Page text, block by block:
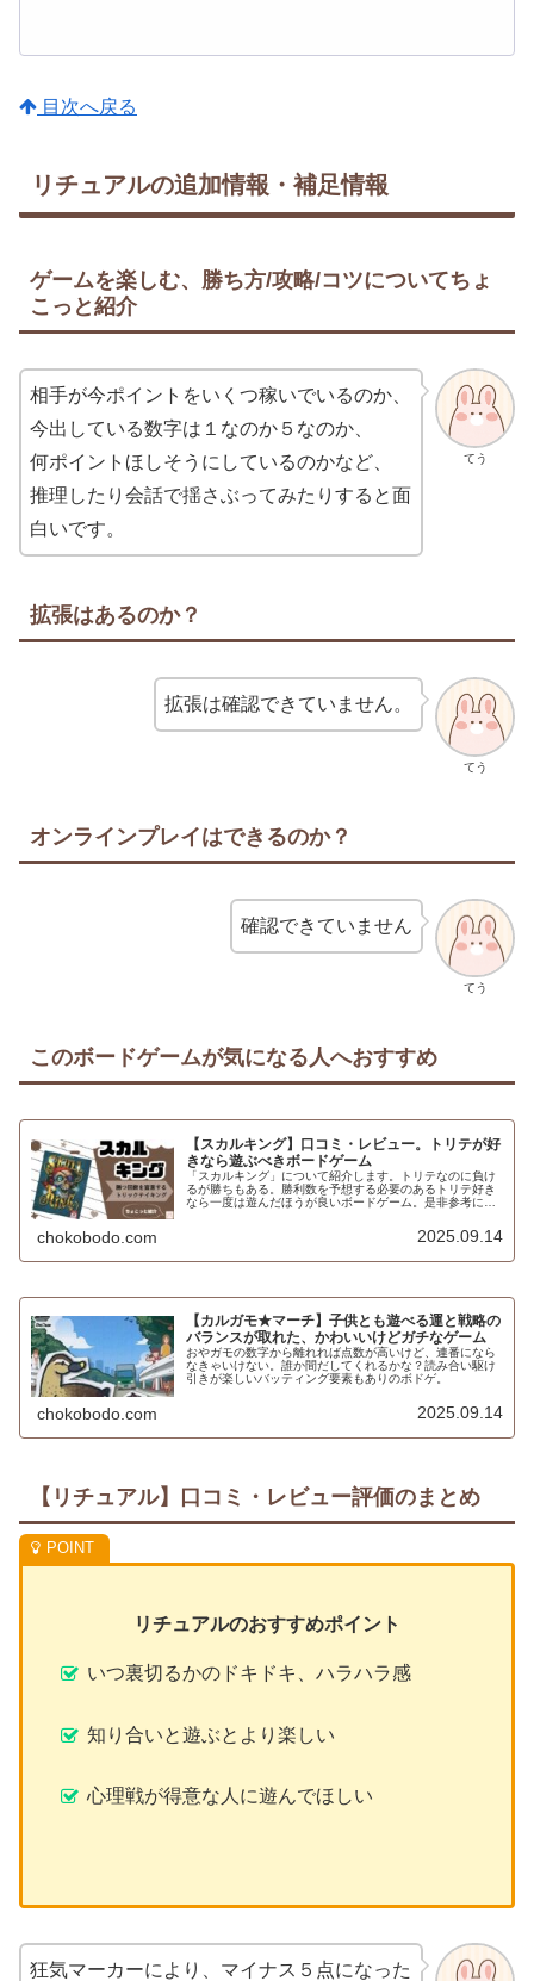
目次へ戻る
リチュアルの追加情報・補足情報
ゲームを楽しむ、勝ち方/攻略/コツについてちょ
こっと紹介
てう
相手が今ポイントをいくつ稼いでいるのか、
今出している数字は１なのか５なのか、
何ポイントほしそうにしているのかなど、
推理したり会話で揺さぶってみたりすると面
白いです。
拡張はあるのか？
てう
拡張は確認できていません。
オンラインプレイはできるのか？
てう
確認できていません
このボードゲームが気になる人へおすすめ
【スカルキング】口コミ・レビュー。トリテが好
きなら遊ぶべきボードゲーム
「スカルキング」について紹介します。トリテなのに負け
るが勝ちもある。勝利数を予想する必要のあるトリテ好き
なら一度は遊んだほうが良いボードゲーム。是非参考にし
chokobodo.com 2025.09.14
【カルガモ★マーチ】子供とも遊べる運と戦略の
バランスが取れた、かわいいけどガチなゲーム
おやガモの数字から離れれば点数が高いけど、連番になら
なきゃいけない。誰か間だしてくれるかな？読み合い駆け
引きが楽しいバッティング要素もありのボドゲ。
chokobodo.com 2025.09.14
【リチュアル】口コミ・レビュー評価のまとめ
リチュアルのおすすめポイント
いつ裏切るかのドキドキ、ハラハラ感
知り合いと遊ぶとより楽しい
心理戦が得意な人に遊んでほしい
狂気マーカーにより、マイナス５点になった